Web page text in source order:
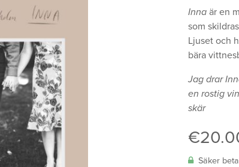
Inna är en
som
Ljuset och
bära
Jag drar
en rostig
skär
€
Säker